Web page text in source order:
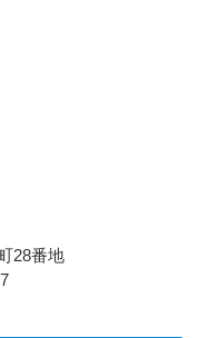
28番地